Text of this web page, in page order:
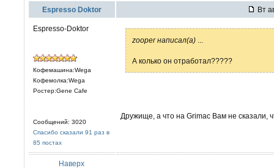
Espresso Doktor Вт
Espresso-Doktor
Кофемашина:Wega
Кофемолка:Wega
Ростер:Gene Cafe
Сообщений: 3020
Спасибо сказали 91 раз в
85 постах
zooper написал(а)
А колько он отработал?????
Дружище, а что на Grimac Вам не
Наверх